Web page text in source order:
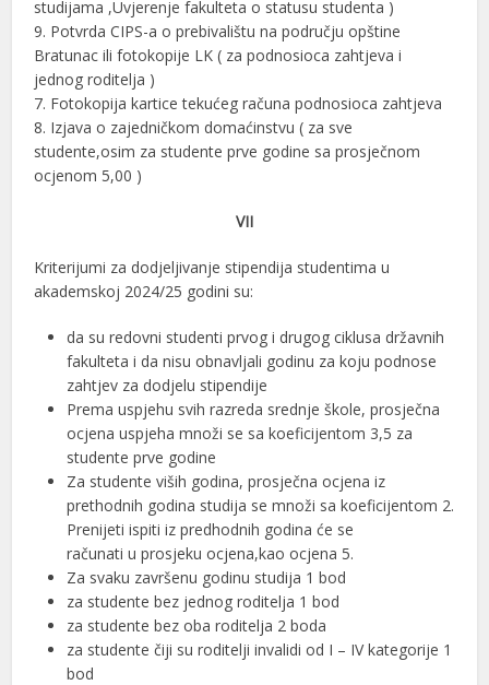
studijama ,Uvjerenje fakulteta o statusu studenta )
9. Potvrda CIPS-a o prebivalištu na području opštine
Bratunac ili fotokopije LK ( za podnosioca zahtjeva i
jednog roditelja )
7. Fotokopija kartice tekućeg računa podnosioca zahtjeva
8. Izjava o zajedničkom domaćinstvu ( za sve
studente,osim za studente prve godine sa prosječnom
ocjenom 5,00 )
VII
Kriterijumi za dodjeljivanje stipendija studentima u
akademskoj 2024/25 godini su:
da su redovni studenti prvog i drugog ciklusa državnih
fakulteta i da nisu obnavljali godinu za koju podnose
zahtjev za dodjelu stipendije
Prema uspjehu svih razreda srednje škole, prosječna
ocjena uspjeha množi se sa koeficijentom 3,5 za
studente prve godine
Za studente viših godina, prosječna ocjena iz
prethodnih godina studija se množi sa koeficijentom 2.
Prenijeti ispiti iz predhodnih godina će se
računati u prosjeku ocjena,kao ocjena 5.
Za svaku završenu godinu studija 1 bod
za studente bez jednog roditelja 1 bod
za studente bez oba roditelja 2 boda
za studente čiji su roditelji invalidi od I – IV kategorije 1
bod